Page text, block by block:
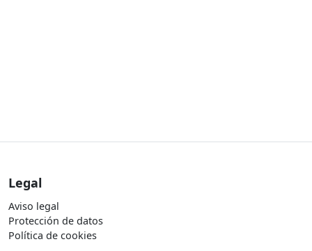
Legal
Aviso legal
Protección de datos
Política de cookies